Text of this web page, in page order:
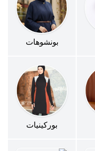
بونشوهات
بوركينيات